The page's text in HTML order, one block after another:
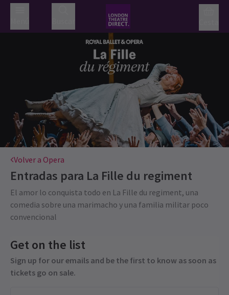
Volver a Opera
Entradas para La Fille du regiment
El amor lo conquista todo en La Fille du regiment, una
comedia sobre una marimacho y una familia militar poco
convencional
Get on the list
Sign up for our emails and be the first to know as soon as
tickets go on sale.